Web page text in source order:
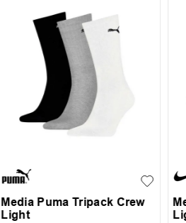
Media Puma Tripack Crew
Light